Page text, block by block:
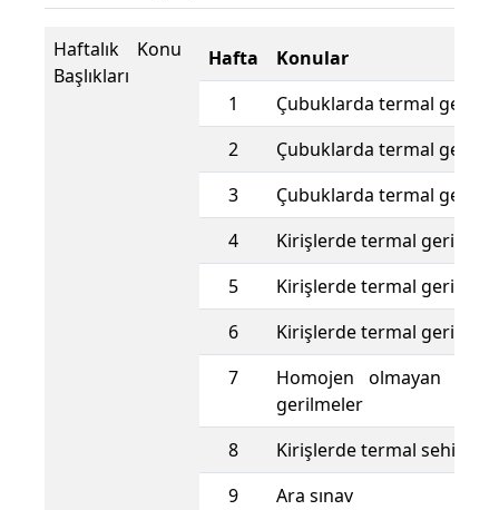
Haftalık Konu
Başlıkları
Hafta
Konular
1
Çubuklarda termal
2
Çubuklarda termal
3
Çubuklarda termal
4
Kirişlerde termal
5
Kirişlerde termal
6
Kirişlerde termal
7
Homojen olmayan
gerilmeler
8
Kirişlerde termal sehim
9
Ara sınav